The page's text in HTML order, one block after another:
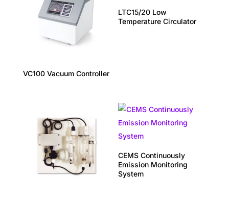
VC100 Vacuum Controller
LTC15/20 Low
Temperature Circulator
CEMS Continuously
Emission Monitoring
System